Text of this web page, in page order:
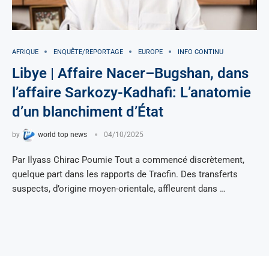
AFRIQUE ENQUÊTE/REPORTAGE EUROPE INFO CONTINU
Libye | Affaire Nacer–Bugshan, dans
l’affaire Sarkozy-Kadhafi: L’anatomie
d’un blanchiment d’État
by world top news 04/10/2025
Par Ilyass Chirac Poumie Tout a commencé discrètement,
quelque part dans les rapports de Tracfin. Des transferts
suspects, d’origine moyen-orientale, affleurent dans …